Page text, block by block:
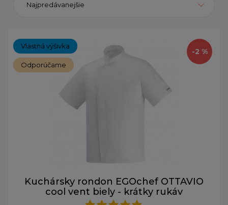
Najpredávanejšie
-2 %
Vlastná výšivka
Odporúčame
Kuchársky rondon EGOchef OTTAVIO
cool vent biely - krátky rukáv